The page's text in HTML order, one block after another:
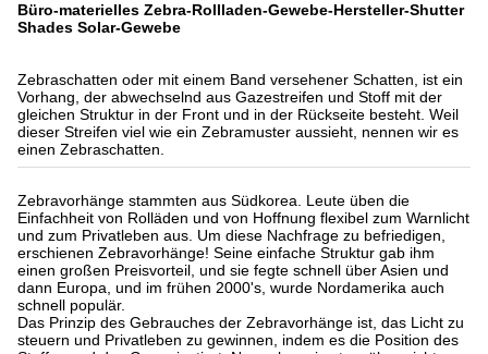
Büro-materielles Zebra-Rollladen-Gewebe-Hersteller-Shutter
Shades Solar-Gewebe
Zebraschatten oder mit einem Band versehener Schatten, ist ein
Vorhang, der abwechselnd aus Gazestreifen und Stoff mit der
gleichen Struktur in der Front und in der Rückseite besteht. Weil
dieser Streifen viel wie ein Zebramuster aussieht, nennen wir es
einen Zebraschatten.
Zebravorhänge stammten aus Südkorea. Leute üben die
Einfachheit von Rolläden und von Hoffnung flexibel zum Warnlicht
und zum Privatleben aus. Um diese Nachfrage zu befriedigen,
erschienen Zebravorhänge! Seine einfache Struktur gab ihm
einen großen Preisvorteil, und sie fegte schnell über Asien und
dann Europa, und im frühen 2000's, wurde Nordamerika auch
schnell populär.
Das Prinzip des Gebrauches der Zebravorhänge ist, das Licht zu
steuern und Privatleben zu gewinnen, indem es die Position des